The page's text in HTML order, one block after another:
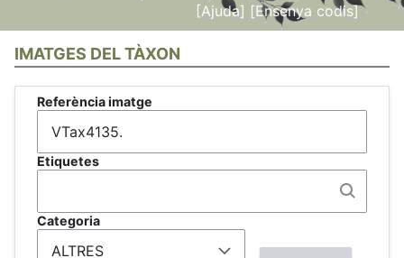
[Ajuda] [Ensenya codis]
IMATGES DEL TÀXON
Referència imatge
Etiquetes
Categoria